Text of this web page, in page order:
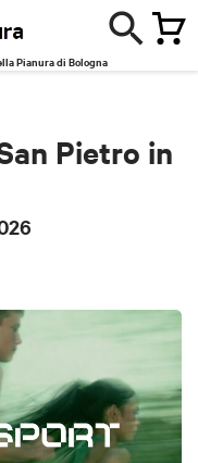
Pianura di Bologna
Pietro in